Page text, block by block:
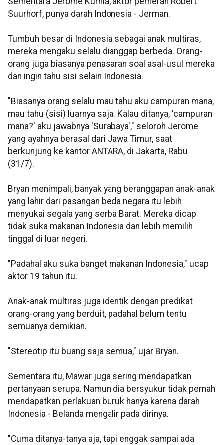
Suurhorf, punya darah Indonesia - Jerman.
Tumbuh besar di Indonesia sebagai anak multiras,
mereka mengaku selalu dianggap berbeda. Orang-
orang juga biasanya penasaran soal asal-usul mereka
dan ingin tahu sisi selain Indonesia.
"Biasanya orang selalu mau tahu aku campuran mana,
mau tahu (sisi) luarnya saja. Kalau ditanya, 'campuran
mana?' aku jawabnya 'Surabaya'," seloroh Jerome
yang ayahnya berasal dari Jawa Timur, saat
berkunjung ke kantor ANTARA, di Jakarta, Rabu
(31/7).
Bryan menimpali, banyak yang beranggapan anak-anak
yang lahir dari pasangan beda negara itu lebih
menyukai segala yang serba Barat. Mereka dicap
tidak suka makanan Indonesia dan lebih memilih
tinggal di luar negeri.
"Padahal aku suka banget makanan Indonesia," ucap
aktor 19 tahun itu.
Anak-anak multiras juga identik dengan predikat
orang-orang yang berduit, padahal belum tentu
semuanya demikian.
"Stereotip itu buang saja semua," ujar Bryan.
Sementara itu, Mawar juga sering mendapatkan
pertanyaan serupa. Namun dia bersyukur tidak pernah
mendapatkan perlakuan buruk hanya karena darah
Indonesia - Belanda mengalir pada dirinya.
"Cuma ditanya-tanya aja, tapi enggak sampai ada